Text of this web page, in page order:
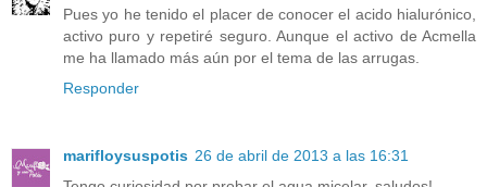
Pues yo he tenido el placer de conocer el acido hialurónico,
activo puro y repetiré seguro. Aunque el activo de Acmella
me ha llamado más aún por el tema de las arrugas.
Responder
marifloysuspotis 26 de abril de 2013 a las 16:31